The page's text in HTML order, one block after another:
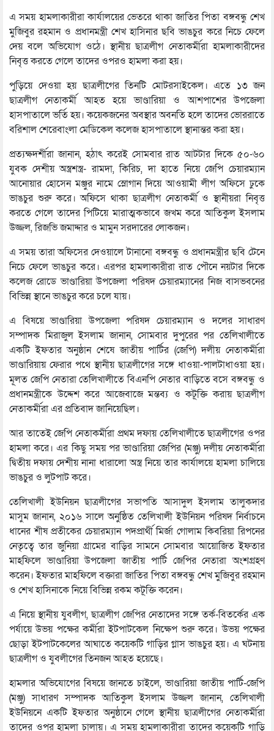
এ সময় হামলাকারীরা কার্যালয়ের ভেতরে থাকা জাতির পিতা বঙ্গবন্ধু শেখ
মুজিবুর রহমান ও প্রধানমন্ত্রী শেখ হাসিনার ছবি ভাঙচুর করে নিচে ফেলে
দেয় বলে অভিযোগ ওঠে। স্থানীয় ছাত্রলীগ নেতাকর্মীরা হামলাকারীদের
নিবৃত্ত করতে গেলে তাদের ওপরও হামলা করা হয়।
পুড়িয়ে দেওয়া হয় ছাত্রলীগের তিনটি মোটরসাইকেল। এতে ১৩ জন
ছাত্রলীগ নেতাকর্মী আহত হয়ে ভাণ্ডারিয়া ও আশপাশের উপজেলা
হাসপাতালে ভর্তি হয়। কয়েকজনের অবস্থার অবনতি হলে তাদের ভোররাতে
বরিশাল শেরেবাংলা মেডিকেল কলেজ হাসপাতালে স্থানান্তর করা হয়।
প্রত্যক্ষদর্শীরা জানান, হঠাৎ করেই সোমবার রাত আটটার দিকে ৫০-৬০
যুবক দেশীয় অস্ত্রশস্ত্র- রামদা, কিরিচ, দা হাতে নিয়ে জেপি চেয়ারম্যান
আনোয়ার হোসেন মঞ্জুর নামে স্লোগান দিয়ে আওয়ামী লীগ অফিসে ঢুকে
ভাঙচুর শুরু করে। অফিসে থাকা ছাত্রলীগ নেতাকর্মী ও স্থানীয়রা নিবৃত্ত
করতে গেলে তাদের পিটিয়ে মারাত্মকভাবে জখম করে আতিকুল ইসলাম
উজ্জল, রিজভি জমাদ্দার ও মামুন সরদারের লোকজন।
এ সময় তারা অফিসের দেওয়ালে টানানো বঙ্গবন্ধু ও প্রধানমন্ত্রীর ছবি টেনে
নিচে ফেলে ভাঙচুর করে। এরপর হামলাকারীরা রাত পৌনে নয়টার দিকে
কলেজ রোডে ভাণ্ডারিয়া উপজেলা পরিষদ চেয়ারম্যানের নিজ বাসভবনের
বিভিন্ন স্থানে ভাঙচুর করে চলে যায়।
এ বিষয়ে ভাণ্ডারিয়া উপজেলা পরিষদ চেয়ারম্যান ও দলের সাধারণ
সম্পাদক মিরাজুল ইসলাম জানান, সোমবার দুপুরের পর তেলিখালীতে
একটি ইফতার অনুষ্ঠান শেষে জাতীয় পার্টির (জেপি) দলীয় নেতাকর্মীরা
ভাণ্ডারিয়ায় ফেরার পথে স্থানীয় ছাত্রলীগের সঙ্গে ধাওয়া-পালটাধাওয়া হয়।
মূলত জেপি নেতারা তেলিখালীতে বিএনপি নেতার বাড়িতে বসে বঙ্গবন্ধু ও
প্রধানমন্ত্রীকে উদ্দেশ করে আজেবাজে মন্তব্য ও কটূক্তি করায় ছাত্রলীগ
নেতাকর্মীরা এর প্রতিবাদ জানিয়েছিল।
আর তাতেই জেপি নেতাকর্মীরা প্রথম দফায় তেলিখালীতে ছাত্রলীগের ওপর
হামলা করে। এর কিছু সময় পর ভাণ্ডারিয়া জেপির (মঞ্জু) দলীয় নেতাকর্মীরা
দ্বিতীয় দফায় দেশীয় নানা ধারালো অস্ত্র নিয়ে তার কার্যালয়ে হামলা চালিয়ে
ভাঙচুর ও লুটপাট করে।
তেলিখালী ইউনিয়ন ছাত্রলীগের সভাপতি আসাদুল ইসলাম তালুকদার
মাসুম জানান, ২০১৬ সালে অনুষ্ঠিত তেলিখালী ইউনিয়ন পরিষদ নির্বাচনে
ধানের শীষ প্রতীকের চেয়ারম্যান পদপ্রার্থী মির্জা গোলাম কিবরিয়া রিপনের
নেতৃত্বে তার জুনিয়া গ্রামের বাড়ির সামনে সোমবার আয়োজিত ইফতার
মাহফিলে ভাণ্ডারিয়া উপজেলা জাতীয় পার্টি জেপির নেতারা অংশগ্রহণ
করেন। ইফতার মাহফিলে বক্তারা জাতির পিতা বঙ্গবন্ধু শেখ মুজিবুর রহমান
ও শেখ হাসিনাকে নিয়ে বিভিন্ন রকম কটূক্তি করেন।
এ নিয়ে স্থানীয় যুবলীগ, ছাত্রলীগ জেপির নেতাদের সঙ্গে তর্ক-বিতর্কের এক
পর্যায়ে উভয় পক্ষের কর্মীরা ইটপাটকেল নিক্ষেপ শুরু করে। উভয় পক্ষের
ছোড়া ইটপাটকেলের আঘাতে কয়েকটি গাড়ির গ্লাস ভাঙচুর হয়। এ ঘটনায়
ছাত্রলীগ ও যুবলীগের তিনজন আহত হয়েছে।
হামলার অভিযোগের বিষয়ে জানতে চাইলে, ভাণ্ডারিয়া জাতীয় পার্টি-জেপি
(মঞ্জু) সাধারণ সম্পাদক আতিকুল ইসলাম উজ্জল জানান, তেলিখালী
ইউনিয়নে একটি ইফতার অনুষ্ঠানে গেলে স্থানীয় ছাত্রলীগের নেতাকর্মীরা
তাদের ওপর হামলা চালায়। এ সময় হামলাকারীরা তাদের কয়েকটি গাড়ি